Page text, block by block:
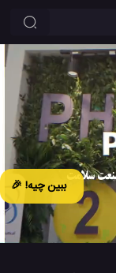
ببین چیه! 🎉